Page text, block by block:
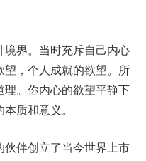
境界。当时充斥自己内心
望，个人成就的欲望。所
理。你内心的欲望平静下
质和意义。
伙伴创立了当今世界上市